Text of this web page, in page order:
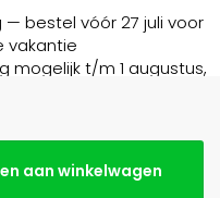
— bestel vóór 27 juli voor
vakantie
mogelijk t/m 1 augustus,
aan winkelwagen